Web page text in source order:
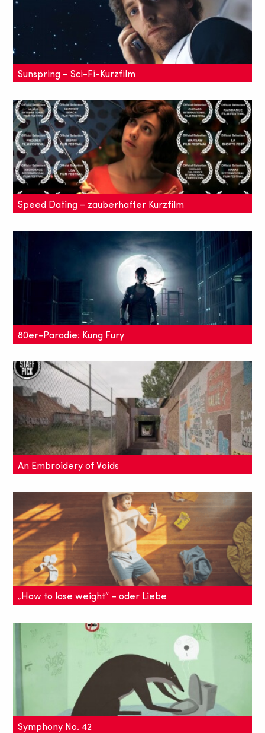
Sunspring – Sci-Fi-Kurzfilm
Das Drehbuch dieses Kurzfilms stammt komplett aus
der Feder einer künstlichen Intelligenz.
Speed Dating – zauberhafter Kurzfilm
Ava ist Single und sucht auf einer Speed-Dating-
Veranstaltung die große Liebe. Dort trifft sie jedoch
auf jede Menge schräge Charaktere.
80er-Parodie: Kung Fury
Der 80er-Parodie "Kung Fury" ist sicher der
verrückteste Kung-Fu-Film, den ihr je gesehen habt.
An Embroidery of Voids
In einer quasi endlosen Kamerafahrt gleiten wir von
einem Bild ins nächste, dabei schieben sich die
urbanen Aufnahmenim Video ohne Schnitte
ineinander
„How to lose weight“ – oder Liebe
Abnehmen. Ein großes Thema zum Frühlingsanfang
- auch im Kurzfilm "How to lose weight in 4 easy
steps" - aber darüber hinaus geht es noch um die
Liebe.
Symphony No. 42